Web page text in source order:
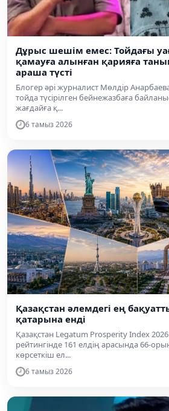
Дұрыс шешім емес: Тойдағы
қамауға алынған қарияға
араша түсті
Блогер әрі журналист Мөлдір
тойда түсірілген бейнежазбаға
жағдайға қ...
6 тамыз 2026
Қазақстан әлемдегі ең
қатарына енді
Қазақстан Legatum Prosperity Index
рейтингінде 161 елдің арасында 66-
көрсеткіш ел...
6 тамыз 2026